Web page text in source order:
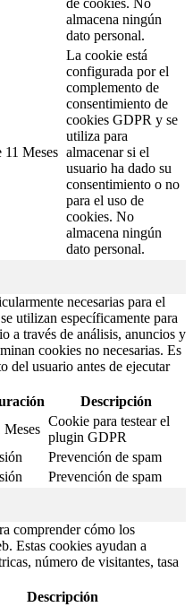
almacena ningún
dato personal.
11 Meses
La cookie está
configurada por el
complemento de
consentimiento de
cookies GDPR y se
utiliza para
almacenar si el
usuario ha dado su
consentimiento o no
para el uso de
cookies. No
almacena ningún
dato personal.
necesarias para el
utilizan específicamente para
a través de análisis, anuncios y
cookies no necesarias. Es
del usuario antes de ejecutar
Descripción
Meses
Cookie para testear el
plugin GDPR
Prevención de spam
Prevención de spam
comprender cómo los
Estas cookies ayudan a
número de visitantes, tasa
Descripción